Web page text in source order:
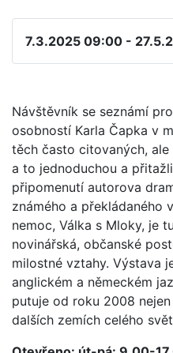
7.3.2025 09:00 -
Ná­vštěvník se seznámí
osobností Karla Čapka v
těch často citovaných,
a to jednoduchou a
připomenutí autorova
známého a překládaného
nemoc, Válka s Mloky, je
novinářská, občanské
milostné vztahy. Výstava
anglickém a německém
putuje od roku 2008
dalších zemích celého